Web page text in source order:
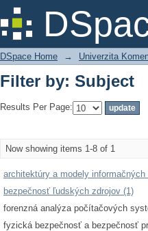
Filter by: Subject
DSpace Home → Univerzita
Filter by: Subject
Results Per Page:
Now showing items 1-8 of 1
architektúry a modely
bezpečnosť ľudských zdrojov (1)
forenzná analýza počítačových
fyzická bezpečnosť a bezpečnosť